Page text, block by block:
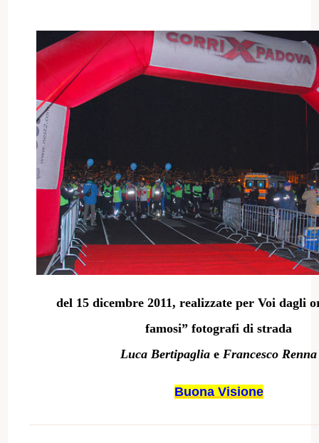
del 15 dicembre 2011, realizzate per Voi dagli
famosi” fotografi di strada
Luca Bertipaglia eFrancesco Renna
Buona Visione